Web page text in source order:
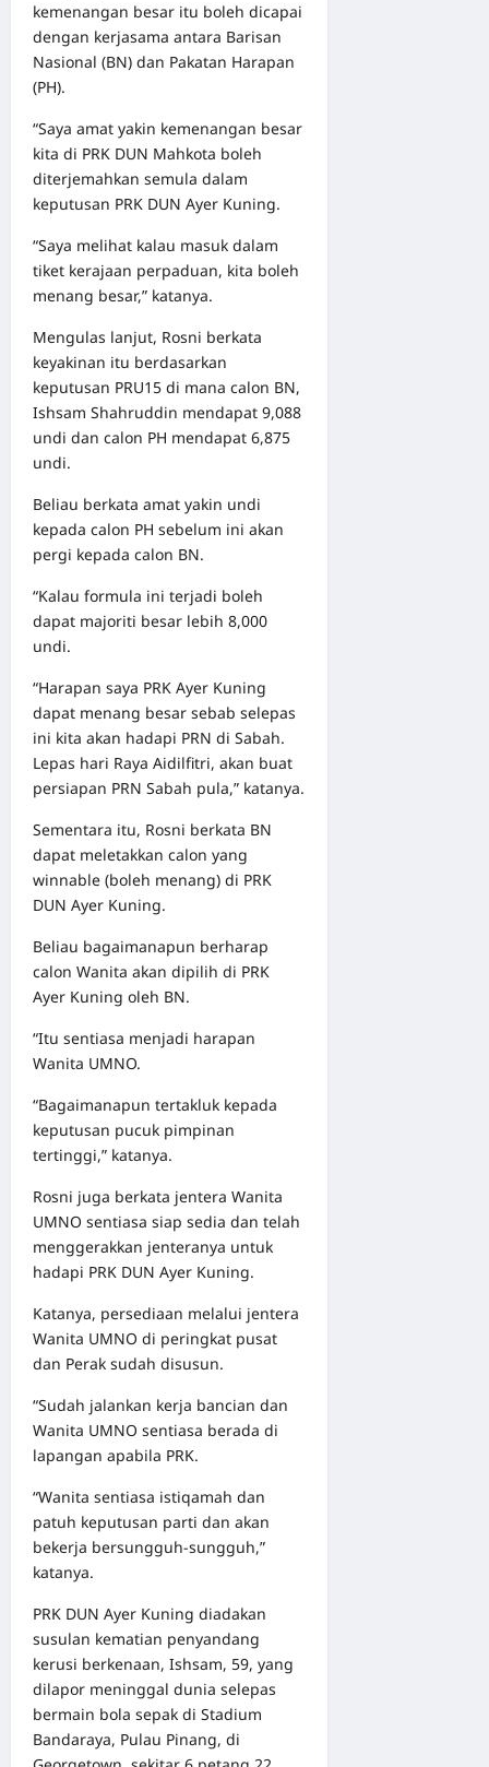
kemenangan besar itu boleh dicapai
dengan kerjasama antara Barisan
Nasional (BN) dan Pakatan Harapan
(PH).
“Saya amat yakin kemenangan besar
kita di PRK DUN Mahkota boleh
diterjemahkan semula dalam
keputusan PRK DUN Ayer Kuning.
“Saya melihat kalau masuk dalam
tiket kerajaan perpaduan, kita boleh
menang besar,” katanya.
Mengulas lanjut, Rosni berkata
keyakinan itu berdasarkan
keputusan PRU15 di mana calon BN,
Ishsam Shahruddin mendapat 9,088
undi dan calon PH mendapat 6,875
undi.
Beliau berkata amat yakin undi
kepada calon PH sebelum ini akan
pergi kepada calon BN.
“Kalau formula ini terjadi boleh
dapat majoriti besar lebih 8,000
undi.
“Harapan saya PRK Ayer Kuning
dapat menang besar sebab selepas
ini kita akan hadapi PRN di Sabah.
Lepas hari Raya Aidilfitri, akan buat
persiapan PRN Sabah pula,” katanya.
Sementara itu, Rosni berkata BN
dapat meletakkan calon yang
winnable (boleh menang) di PRK
DUN Ayer Kuning.
Beliau bagaimanapun berharap
calon Wanita akan dipilih di PRK
Ayer Kuning oleh BN.
“Itu sentiasa menjadi harapan
Wanita UMNO.
“Bagaimanapun tertakluk kepada
keputusan pucuk pimpinan
tertinggi,” katanya.
Rosni juga berkata jentera Wanita
UMNO sentiasa siap sedia dan telah
menggerakkan jenteranya untuk
hadapi PRK DUN Ayer Kuning.
Katanya, persediaan melalui jentera
Wanita UMNO di peringkat pusat
dan Perak sudah disusun.
“Sudah jalankan kerja bancian dan
Wanita UMNO sentiasa berada di
lapangan apabila PRK.
“Wanita sentiasa istiqamah dan
patuh keputusan parti dan akan
bekerja bersungguh-sungguh,”
katanya.
PRK DUN Ayer Kuning diadakan
susulan kematian penyandang
kerusi berkenaan, Ishsam, 59, yang
dilapor meninggal dunia selepas
bermain bola sepak di Stadium
Bandaraya, Pulau Pinang, di